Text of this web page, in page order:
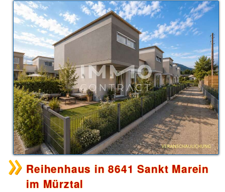
Reihenhaus in 8641 Sankt Marein
im Mürztal